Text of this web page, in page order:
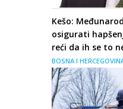
Kešo:
osigurati
reći da ih se to
BOSNA I